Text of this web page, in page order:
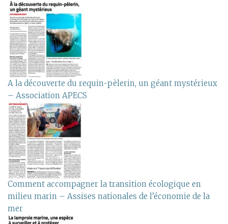
A la découverte du requin-pèlerin, un géant mystérieux
– Association APECS
Comment accompagner la transition écologique en
milieu marin – Assises nationales de l’économie de la
mer